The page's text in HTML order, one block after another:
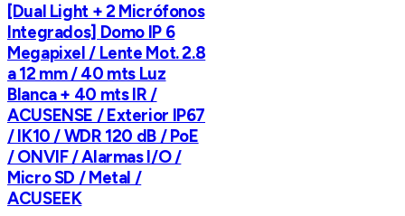
[Dual Light + 2 Micrófonos
Integrados] Domo IP 6
Megapixel / Lente Mot. 2.8
a 12 mm / 40 mts Luz
Blanca + 40 mts IR /
ACUSENSE / Exterior IP67
/ IK10 / WDR 120 dB / PoE
/ ONVIF / Alarmas I/O /
Micro SD / Metal /
ACUSEEK